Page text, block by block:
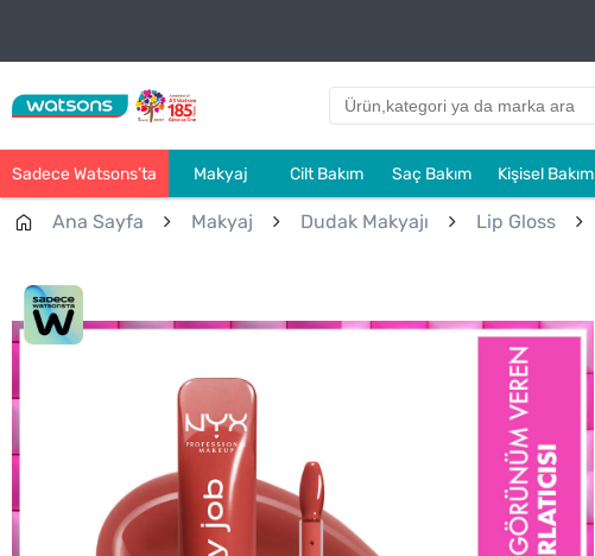
Sadece Watsons’ta Makyaj Cilt Bakım Saç Bakım Kişisel Bakım
Ana Sayfa Makyaj Dudak Makyajı Lip Gloss